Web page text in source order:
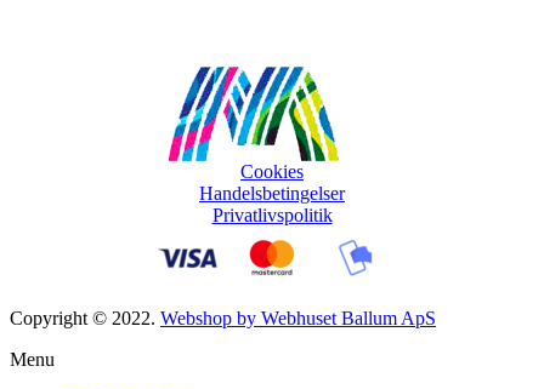
Cookies
Handelsbetingelser
Privatlivspolitik
Copyright © 2022. Webshop by Webhuset Ballum ApS
Menu